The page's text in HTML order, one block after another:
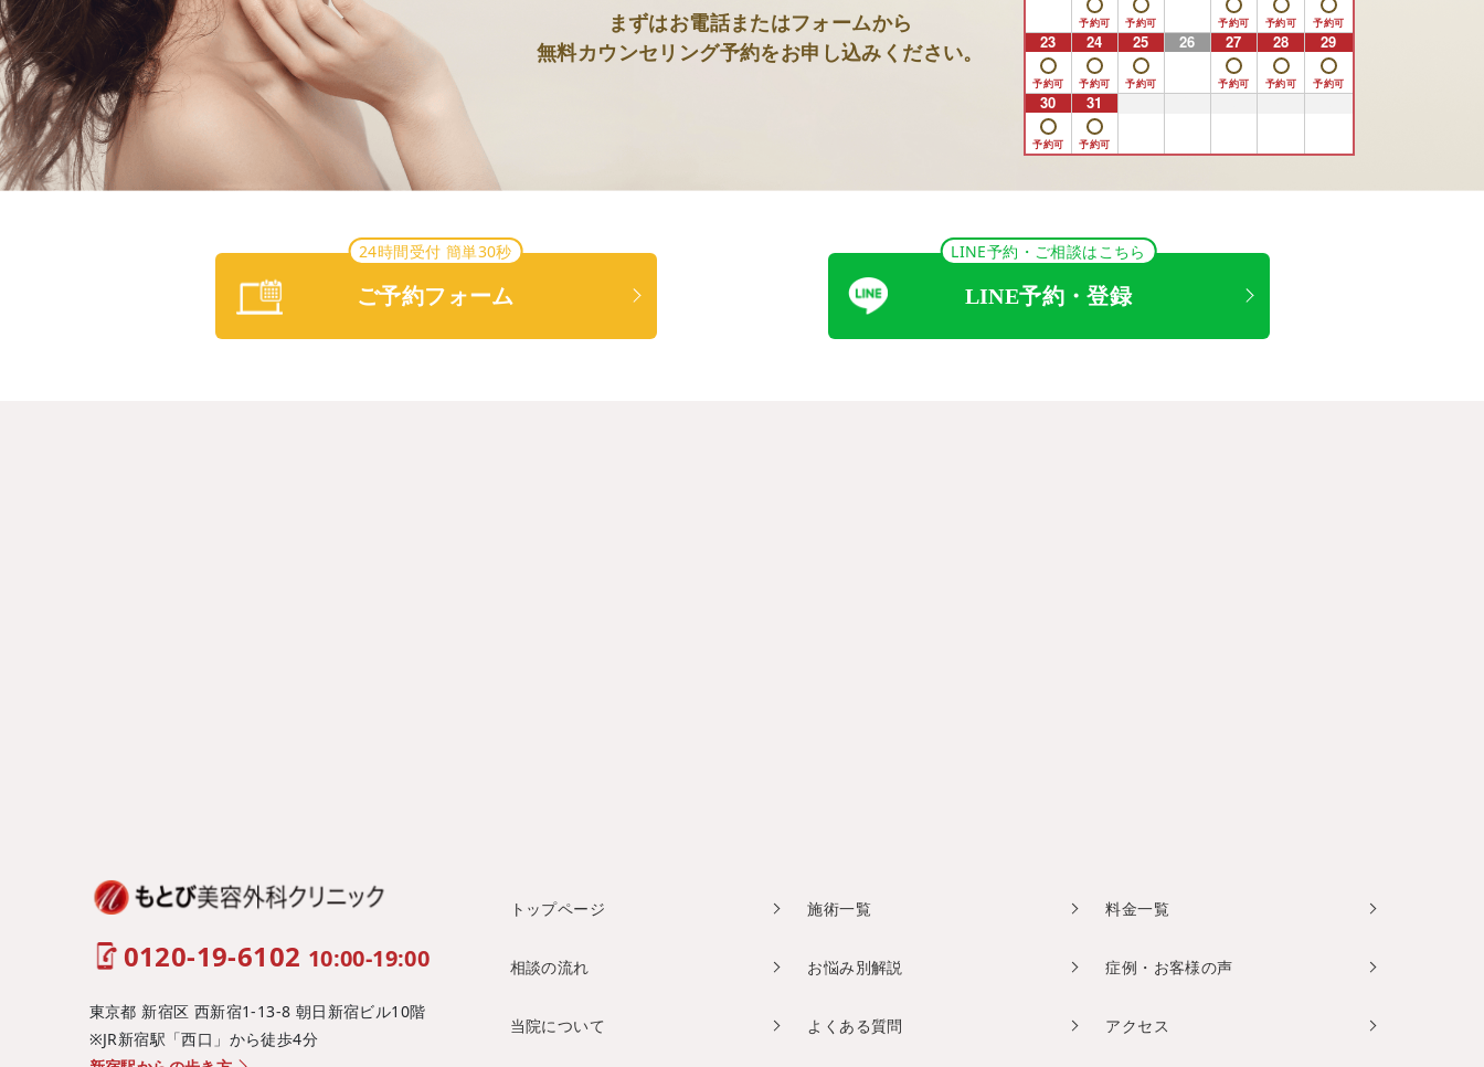
まずはお電話またはフォームから
無料カウンセリング予約をお申し込みください。
23 24 25 26 27 28 29
30 31
24時間受付 簡単30秒
ご予約フォーム
LINE予約・ご相談はこちら
LINE予約・登録
0120-19-6102 10:00-19:00
東京都 新宿区 西新宿1-13-8 朝日新宿ビル10階
※JR新宿駅「西口」から徒歩4分
トップページ 施術一覧 料金一覧
相談の流れ お悩み別解説 症例・お客様の声
当院について よくある質問 アクセス